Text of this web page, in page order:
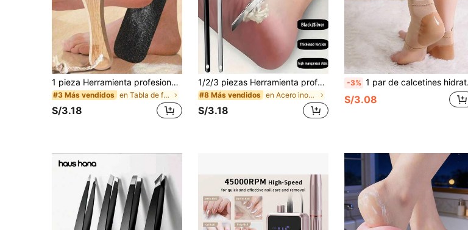
1 pieza Herramienta profesional de lima para pies, limpiador de pies, piedra pómez para raspar pies para eliminar piel muerta, grietas y callosidades, raspador de pies de madera de haya, removedor de callos, cepillo para pies, herramienta de pedicura, cuidado profesional de los pies, elimina callos y piel muerta, cuidado de los pies, lima de masaje para pies, unisex
#3 Más vendidos en Tabla de frotar
S/3.18
1/2/3 piezas Herramienta profesional de raspado de pies de acero inoxidable, eliminador de piel muerta, herramienta de cuidado de pies para hombres y mujeres (con cubierta protectora)
#8 Más vendidos en Acero inoxidable Herramientas para el cuidado d
S/3.18
-3% 1 par de calcetines hidratantes para el talón y el pie, calcetines exfoliantes e hidratantes para el talón y el pie
S/3.08